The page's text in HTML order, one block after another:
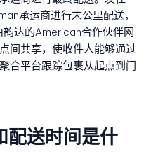
承运商进行末公里配送，
达的American合作伙伴网
间共享，使收件人能够通过
合平台跟踪包裹从起点到门
配送时间是什